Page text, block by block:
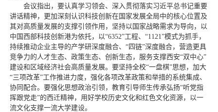
会议指出，要认真学习领会、深入贯彻落实习近平总书记重要
讲话精神，更加深刻认识科技创新在国家发展全局中的核心位置及
其对高质量发展的支撑引领作用，坚持以国家战略需求为导向，以
中国西部科技创新港为依托，以“6352”工程、“1121”模式为抓手，
持续推动企业主导的产学研深度融合、“四链”深度融合，营造更具
竞争力的人才生态、政策生态、创新生态，服务支撑西安“双中心”
建设和区域经济社会高质量发展。要坚持全校“一盘棋”思想，加大
“三项改革”工作推进力度，强化各项改革政策和举措的系统集成、
协同配合。要强化思想政治引领，教育引导师生传承弘扬“听党指
挥跟党走”的西迁精神，用好学校历史文化和红色文化资源，以一
流文化支撑一流大学建设。